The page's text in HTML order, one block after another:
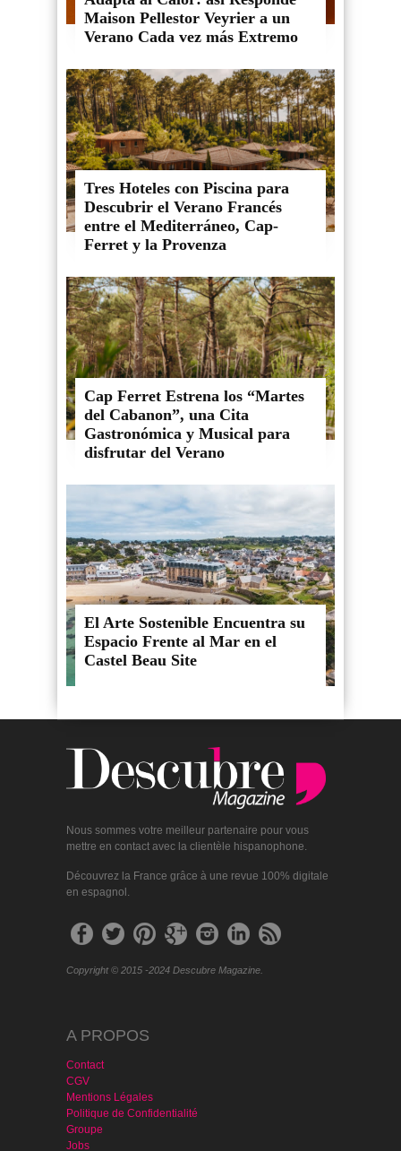
Maison Pellestor Veyrier a un
Verano Cada vez más Extremo
Tres Hoteles con Piscina para
Descubrir el Verano Francés
entre el Mediterráneo, Cap-
Ferret y la Provenza
Cap Ferret Estrena los “Martes
del Cabanon”, una Cita
Gastronómica y Musical para
disfrutar del Verano
El Arte Sostenible Encuentra su
Espacio Frente al Mar en el
Castel Beau Site
Nous sommes votre meilleur partenaire pour vous
mettre en contact avec la clientèle hispanophone.
Découvrez la France grâce à une revue 100% digitale
en espagnol.
Copyright © 2015 -2024 Descubre Magazine.
A PROPOS
Contact
CGV
Mentions Légales
Politique de Confidentialité
Groupe
Jobs